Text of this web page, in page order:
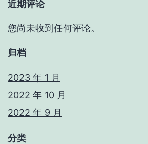
近期评论
您尚未收到任何评论。
归档
2023 年 1 月
2022 年 10 月
2022 年 9 月
分类